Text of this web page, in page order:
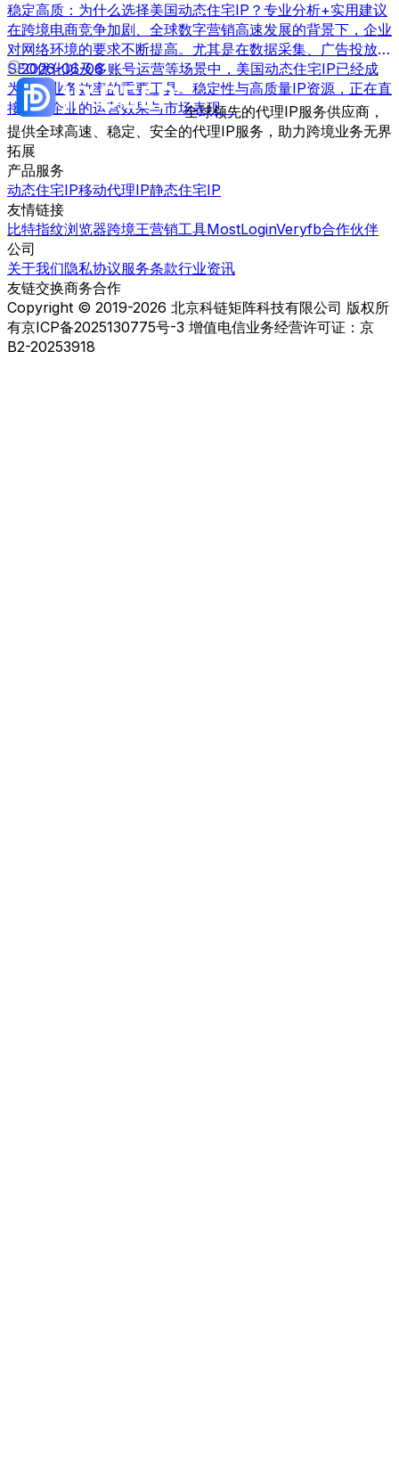
稳定高质：为什么选择美国动态住宅IP？专业分析+实用建议
在跨境电商竞争加剧、全球数字营销高速发展的背景下，企业
对网络环境的要求不断提高。尤其是在数据采集、广告投放、
SEO优化以及多账号运营等场景中，美国动态住宅IP已经成
为提升业务效率的重要工具。稳定性与高质量IP资源，正在直
接影响企业的运营效果与市场表现。
2026-06-06
全球领先的代理IP服务供应商，
提供全球高速、稳定、安全的代理IP服务，助力跨境业务无界
拓展
产品服务
动态住宅IP移动代理IP静态住宅IP
友情链接
比特指纹浏览器跨境王营销工具MostLoginVeryfb合作伙伴
公司
关于我们隐私协议服务条款行业资讯
友链交换商务合作
Copyright © 2019-2026 北京科链矩阵科技有限公司 版权所
有京ICP备2025130775号-3 增值电信业务经营许可证：京
B2-20253918